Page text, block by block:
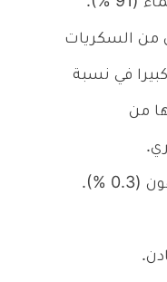
%).
%)، تتكون من السكريات
في نسبة
من
%).